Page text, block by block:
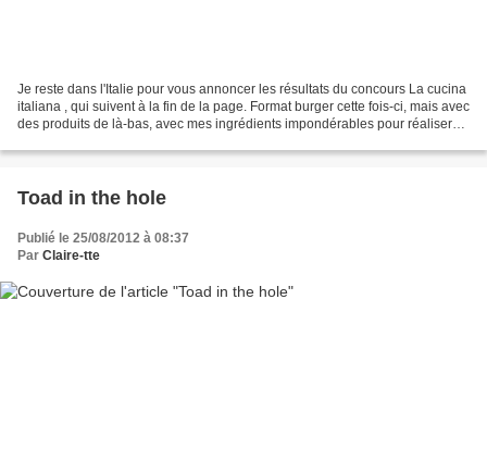
Je reste dans l'Italie pour vous annoncer les résultats du concours La cucina
italiana , qui suivent à la fin de la page. Format burger cette fois-ci, mais avec
des produits de là-bas, avec mes ingrédients impondérables pour réaliser
Toad in the hole
Publié le 25/08/2012 à 08:37
Par Claire-tte